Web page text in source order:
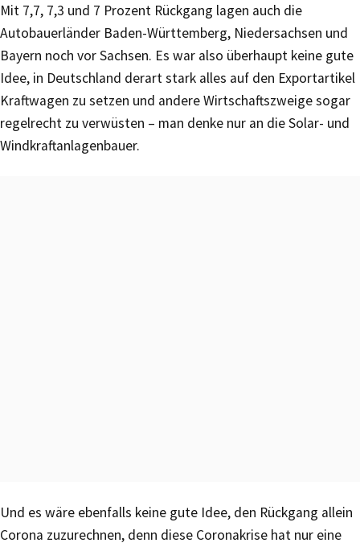
Mit 7,7, 7,3 und 7 Prozent Rückgang lagen auch die
Autobauerländer Baden-Württemberg, Niedersachsen und
Bayern noch vor Sachsen. Es war also überhaupt keine gute
Idee, in Deutschland derart stark alles auf den Exportartikel
Kraftwagen zu setzen und andere Wirtschaftszweige sogar
regelrecht zu verwüsten – man denke nur an die Solar- und
Windkraftanlagenbauer.
Und es wäre ebenfalls keine gute Idee, den Rückgang allein
Corona zuzurechnen, denn diese Coronakrise hat nur eine